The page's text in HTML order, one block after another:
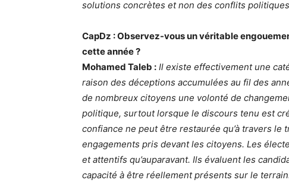
solutions concrètes et non des conflits
CapDz : Observez-vous un véritable
cette année ?
Mohamed Taleb : Il existe effectivement une
raison des déceptions accumulées au fil des
de nombreux citoyens une volonté de
politique, surtout lorsque le discours tenu est
confiance ne peut être restaurée qu’à travers
engagements pris devant les citoyens. Les
et attentifs qu’auparavant. Ils évaluent les
capacité à être réellement présents sur le